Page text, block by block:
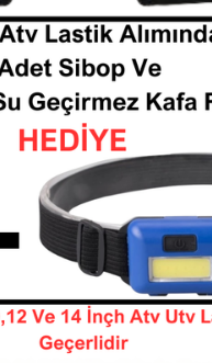
Sepete Ekle
DI2025 6Kat Atv
261014-DI2025
KARGO
BEDAVA